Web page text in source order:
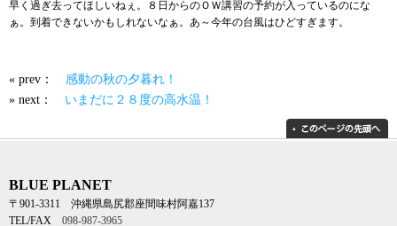
早く過ぎ去ってほしいねぇ。８日からのＯＷ講習の予約が入っているのにな
ぁ。到着できないかもしれないなぁ。あ～今年の台風はひどすぎます。
« prev： 感動の秋の夕暮れ！
» next： いまだに２８度の高水温！
BLUE PLANET
〒901-3311 沖縄県島尻郡座間味村阿嘉137
TEL/FAX 098-987-3965